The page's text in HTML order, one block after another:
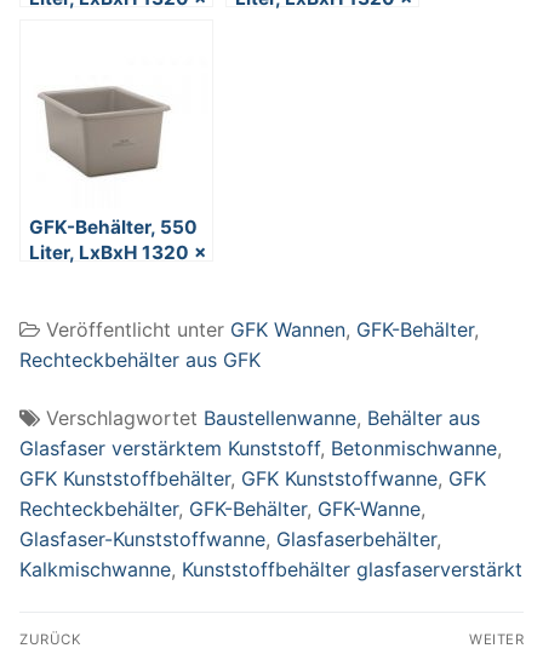
GFK-Behälter, 550
Liter, LxBxH 1320 x
Veröffentlicht unter GFK Wannen, GFK-Behälter,
Rechteckbehälter aus GFK
Verschlagwortet Baustellenwanne, Behälter aus
Glasfaser verstärktem Kunststoff, Betonmischwanne,
GFK Kunststoffbehälter, GFK Kunststoffwanne, GFK
Rechteckbehälter, GFK-Behälter, GFK-Wanne,
Glasfaser-Kunststoffwanne, Glasfaserbehälter,
Kalkmischwanne, Kunststoffbehälter glasfaserverstärkt
Beitragsnavigation
ZURÜCK WEITER